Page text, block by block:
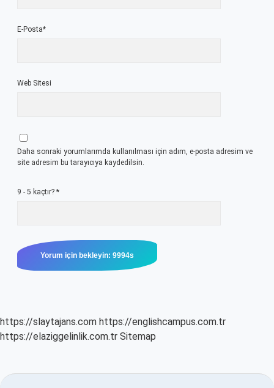
E-Posta*
Web Sitesi
Daha sonraki yorumlarımda kullanılması için adım, e-posta adresim ve
site adresim bu tarayıcıya kaydedilsin.
9 - 5 kaçtır? *
https://slaytajans.com https://englishcampus.com.tr
https://elaziggelinlik.com.tr Sitemap